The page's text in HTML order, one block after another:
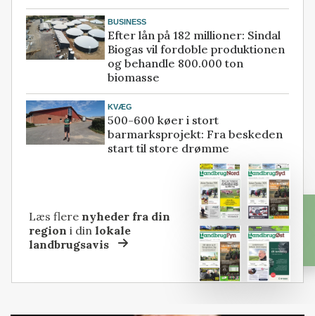
BUSINESS
Efter lån på 182 millioner: Sindal
Biogas vil fordoble produktionen
og behandle 800.000 ton
biomasse
KVÆG
500-600 køer i stort
barmarksprojekt: Fra beskeden
start til store drømme
Læs flere nyheder fra din
region i dinlokale
landbrugsavis